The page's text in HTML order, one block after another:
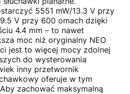
5551 mW/13.3 V przy
V przy 600 omach dzięki
4.4 mm – to nawet
moc niż oryginalny NEO
jest to więcej mocy zdolnej
do wysterowania
inny przetwornik
oferuje w tym
zachować maksymalną